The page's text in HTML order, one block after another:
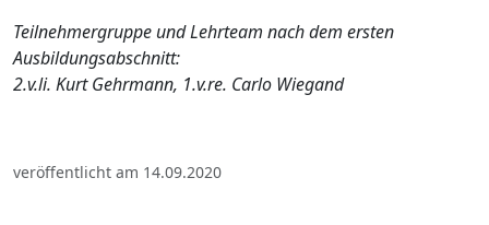
Teilnehmergruppe und Lehrteam nach dem ersten
Ausbildungsabschnitt:
2.v.li. Kurt Gehrmann, 1.v.re. Carlo Wiegand
veröffentlicht am 14.09.2020